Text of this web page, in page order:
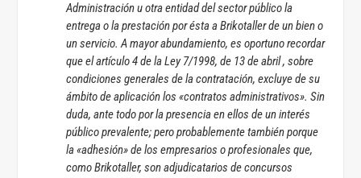
Administración u otra entidad del sector público la
entrega o la prestación por ésta a Brikotaller de un bien o
un servicio. A mayor abundamiento, es oportuno recordar
que el artículo 4 de la Ley 7/1998, de 13 de abril , sobre
condiciones generales de la contratación, excluye de su
ámbito de aplicación los «contratos administrativos». Sin
duda, ante todo por la presencia en ellos de un interés
público prevalente; pero probablemente también porque
la «adhesión» de los empresarios o profesionales que,
como Brikotaller, son adjudicatarios de concursos